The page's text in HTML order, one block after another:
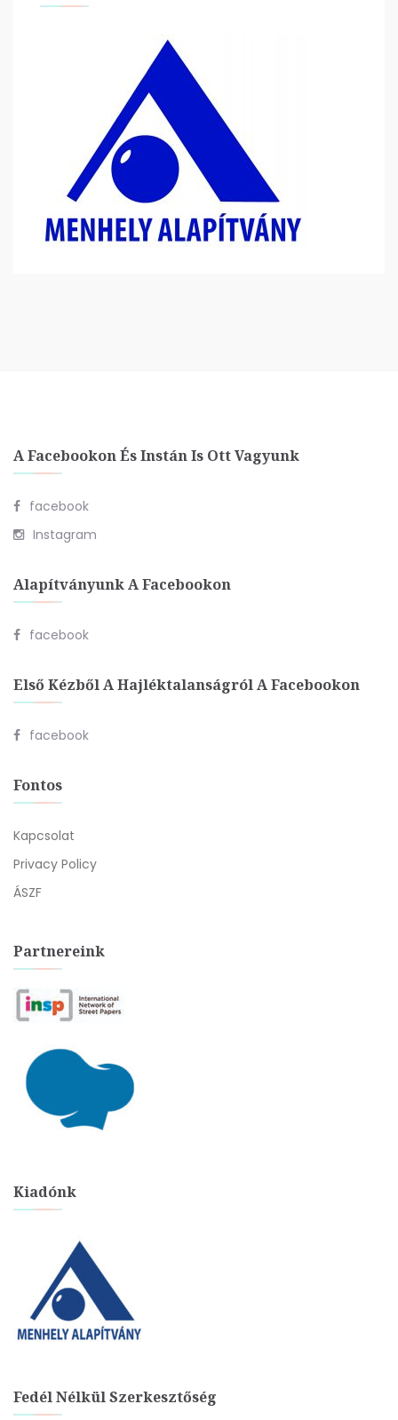
A Facebookon És Instán Is Ott Vagyunk
facebook
Instagram
Alapítványunk A Facebookon
facebook
Első Kézből A Hajléktalanságról A Facebookon
facebook
Fontos
Kapcsolat
Privacy Policy
ÁSZF
Partnereink
Kiadónk
Fedél Nélkül Szerkesztőség